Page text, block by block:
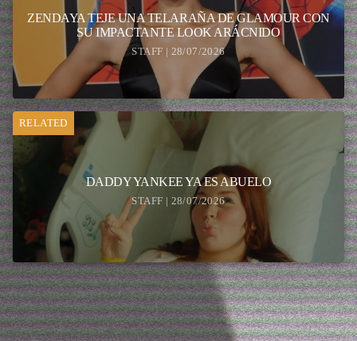
ZENDAYA TEJE UNA TELARAÑA DE GLAMOUR CON
SU IMPACTANTE LOOK ARÁCNIDO
STAFF | 28/07/2026
RELATED
DADDY YANKEE YA ES ABUELO
STAFF | 28/07/2026